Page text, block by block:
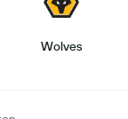
Wolves